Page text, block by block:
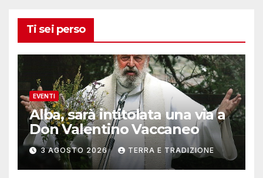
Ti sei perso
EVENTI
Alba, sarà intitolata una via a
Don Valentino Vaccaneo
3 AGOSTO 2026 TERRA E TRADIZIONE